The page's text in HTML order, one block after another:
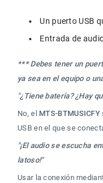
Un puerto USB
Entrada de
*** Debes tener un
ya sea en el equipo o
"¿Tiene batería? ¿Hay
No, el MTS-BTMUSICFY
USB en el que se
"¡El audio se escucha
latoso!"
Usar la conexión